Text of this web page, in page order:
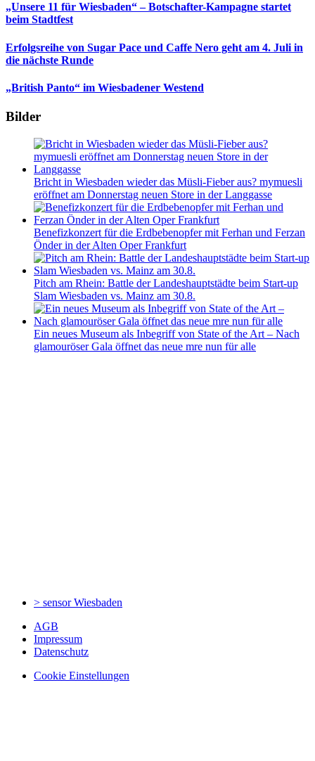
„Unsere 11 für Wiesbaden“ – Botschafter-Kampagne startet
beim Stadtfest
Erfolgsreihe von Sugar Pace und Caffe Nero geht am 4. Juli in
die nächste Runde
„British Panto“ im Wiesbadener Westend
Bilder
Bricht in Wiesbaden wieder das Müsli-Fieber aus? mymuesli
eröffnet am Donnerstag neuen Store in der Langgasse
Benefizkonzert für die Erdbebenopfer mit Ferhan und Ferzan
Önder in der Alten Oper Frankfurt
Pitch am Rhein: Battle der Landeshauptstädte beim Start-up
Slam Wiesbaden vs. Mainz am 30.8.
Ein neues Museum als Inbegriff von State of the Art – Nach
glamouröser Gala öffnet das neue mre nun für alle
> sensorWiesbaden
AGB
Impressum
Datenschutz
Cookie Einstellungen